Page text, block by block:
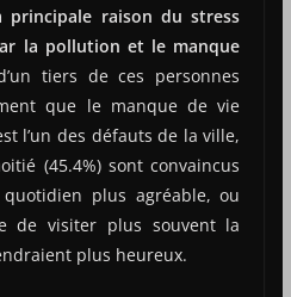
raison du stress
la pollution et le manque
tiers de ces personnes
que le manque de vie
l’un des défauts de la ville,
(45.4%) sont convaincus
plus agréable, ou
de visiter plus souvent la
plus heureux.